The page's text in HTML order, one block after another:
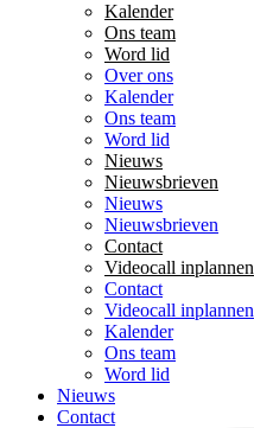
Kalender
Ons team
Word lid
Over ons
Kalender
Ons team
Word lid
Nieuws
Nieuwsbrieven
Nieuws
Nieuwsbrieven
Contact
Videocall inplannen
Contact
Videocall inplannen
Kalender
Ons team
Word lid
Nieuws
Contact